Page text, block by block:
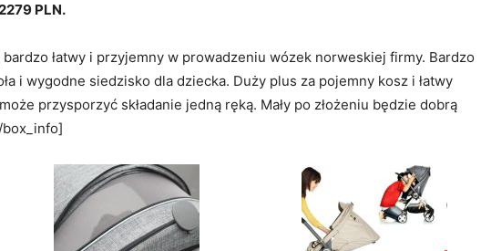
PLN.
łatwy i przyjemny w prowadzeniu wózek norweskiej firmy. Bardzo
i wygodne siedzisko dla dziecka. Duży plus za pojemny kosz i łatwy
przysporzyć składanie jedną ręką. Mały po złożeniu będzie dobrą